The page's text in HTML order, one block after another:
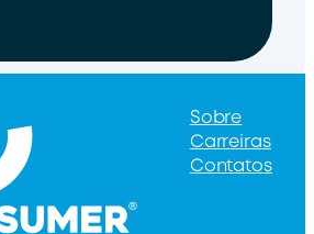
Sobre
Carreiras
Contatos